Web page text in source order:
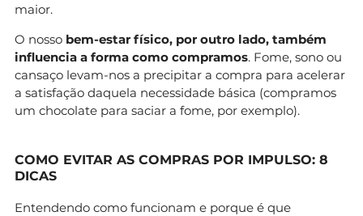
maior.
O nosso bem-estar físico, por outro lado, também
influencia a forma como compramos. Fome, sono ou
cansaço levam-nos a precipitar a compra para acelerar
a satisfação daquela necessidade básica (compramos
um chocolate para saciar a fome, por exemplo).
COMO EVITAR AS COMPRAS POR IMPULSO: 8
DICAS
Entendendo como funcionam e porque é que